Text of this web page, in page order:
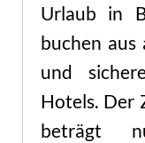
Urlaub in
buchen aus
und
Hotels. Der
beträgt